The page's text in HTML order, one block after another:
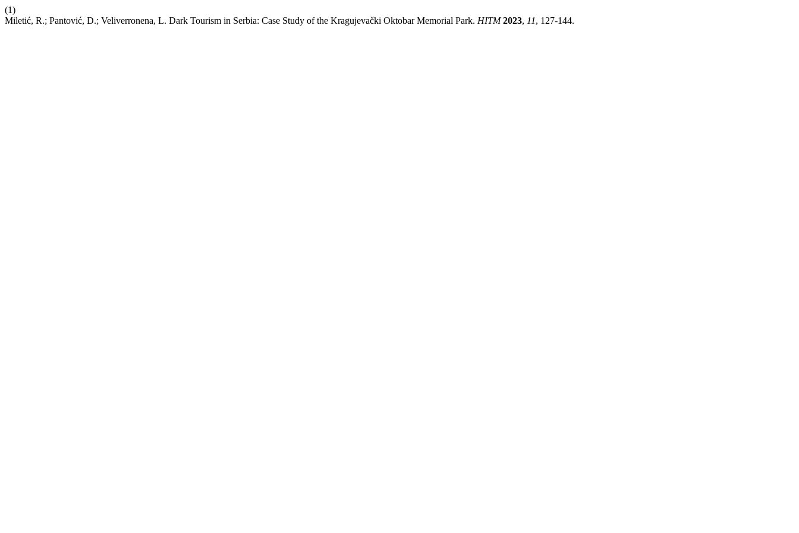
(1)
Miletić, R.; Pantović, D.; Veliverronena, L. Dark Tourism in Serbia: Case Study of the Kragujevački Oktobar Memorial Park. HITM 2023, 11, 127-144.